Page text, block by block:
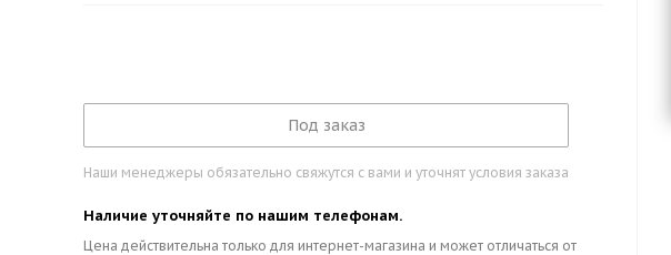
Под заказ
Наши менеджеры обязательно свяжутся с вами и уточнят условия заказа
Наличие уточняйте по нашим телефонам.
Цена действительна только для интернет-магазина и может отличаться от